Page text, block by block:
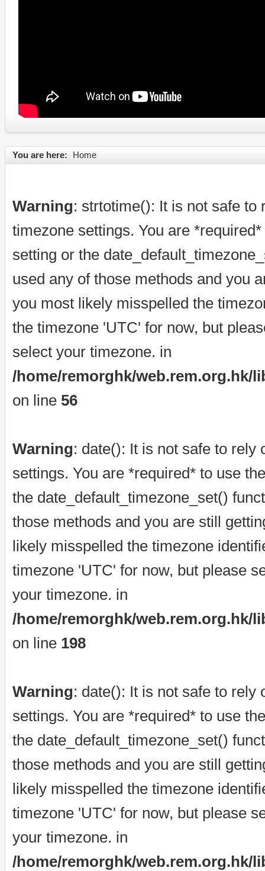
You are here: Home
Warning: strtotime(): It is not safe to
timezone settings. You are
setting or the
used any of those methods and you
you most likely misspelled the
the timezone 'UTC' for now, but
select your timezone. in
/home/remorghk/web.rem.org.hk/
on line 56
Warning: date(): It is not safe to rely
settings. You are *required* to use
the date_default_timezone_set()
those methods and you are still
likely misspelled the timezone
timezone 'UTC' for now, but please
your timezone. in
/home/remorghk/web.rem.org.hk/
on line 198
Warning: date(): It is not safe to rely
settings. You are *required* to use
the date_default_timezone_set()
those methods and you are still
likely misspelled the timezone
timezone 'UTC' for now, but please
your timezone. in
/home/remorghk/web.rem.org.hk/